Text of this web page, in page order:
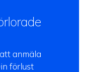
anmäla
förlust